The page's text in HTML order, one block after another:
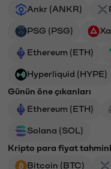
Ankr (ANKR)
PSG (PSG)
Ethereum (ETH)
Hyperliquid (HYPE)
Günün öne çıkanları
Ethereum (ETH)
Solana (SOL)
Kripto para fiyat
Bitcoin (BTC)